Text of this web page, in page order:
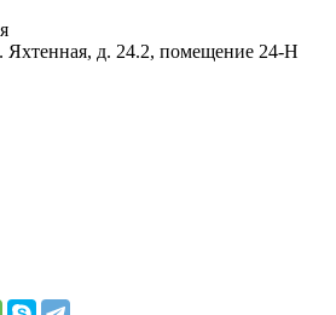
Яхтенная, д. 24.2, помещение 24-Н